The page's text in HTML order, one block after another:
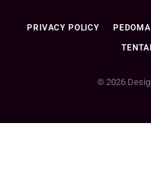
PRIVACY POLICY
© 2026